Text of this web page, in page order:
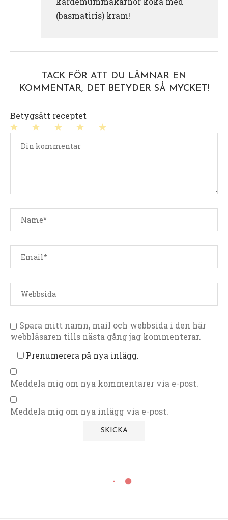
(basmatiris) kram!
TACK FÖR ATT DU LÄMNAR EN
KOMMENTAR, DET BETYDER SÅ MYCKET!
Betygsätt receptet
stjärnor
stjärnor
stjärnor
stjärna
Spara mitt namn, mail och webbsida i den här
webbläsaren tills nästa gång jag kommenterar.
Prenumerera på nya inlägg.
Meddela mig om nya kommentarer via e-post.
Meddela mig om nya inlägg via e-post.